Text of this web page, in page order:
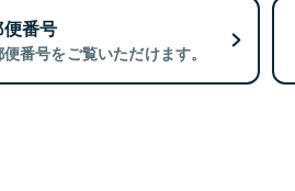
番号
番号をご覧いただけます。